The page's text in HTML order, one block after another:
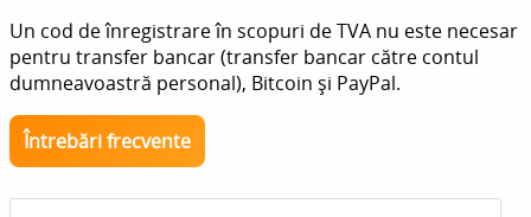
Un cod de înregistrare în scopuri de TVA nu este necesar
pentru transfer bancar (transfer bancar către contul
dumneavoastră personal), Bitcoin și PayPal.
Întrebări frecvente